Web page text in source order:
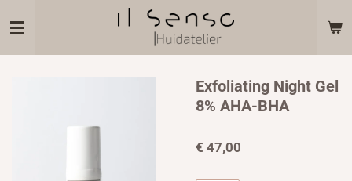
direct
Exfoliating Night Gel
8% AHA-BHA
€ 47,00